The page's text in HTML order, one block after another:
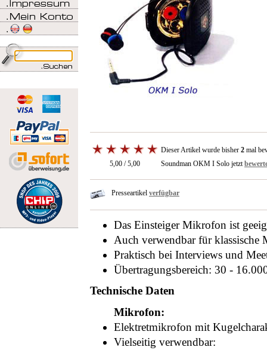
Dieser Artikel wurde bisher 2 mal
5,00 / 5,00
Soundman OKM I Solo jetzt
Presseartikel verfügbar
Das Einsteiger Mikrofon ist
Auch verwendbar für klassische
Praktisch bei Interviews und
Übertragungsbereich: 30 -
Technische Daten
Mikrofon:
Elektretmikrofon mit
Vielseitig verwendbar: